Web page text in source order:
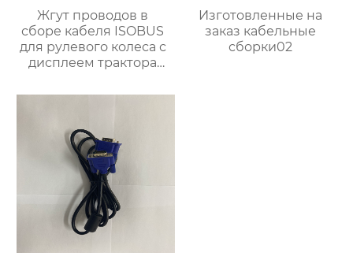
Жгут проводов в
сборе кабеля ISOBUS
для рулевого колеса с
дисплеем трактора
Изготовленные на
заказ кабельные
сборки02